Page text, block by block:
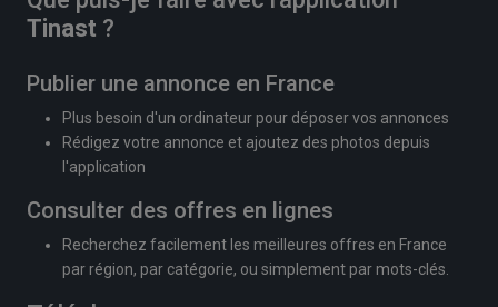
Tinast ?
Publier une annonce en France
Plus besoin d'un ordinateur pour déposer vos annonces
Rédigez votre annonce et ajoutez des photos depuis
l'application
Consulter des offres en lignes
Recherchez facilement les meilleures offres en France
par région, par catégorie, ou simplement par mots-clés.